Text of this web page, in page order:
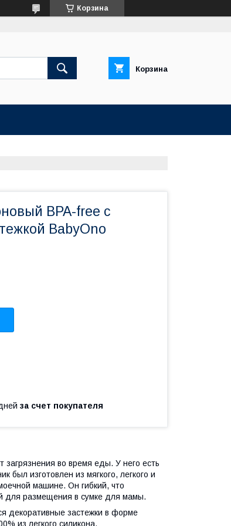
Корзина
Корзина
BPA-free с
BabyOno
за счет покупателя
во время еды. У него есть
был изготовлен из мягкого, легкого и
машине. Он гибкий, что
для размещения в сумке для мамы.
декоративные застежки в форме
из легкого силикона.